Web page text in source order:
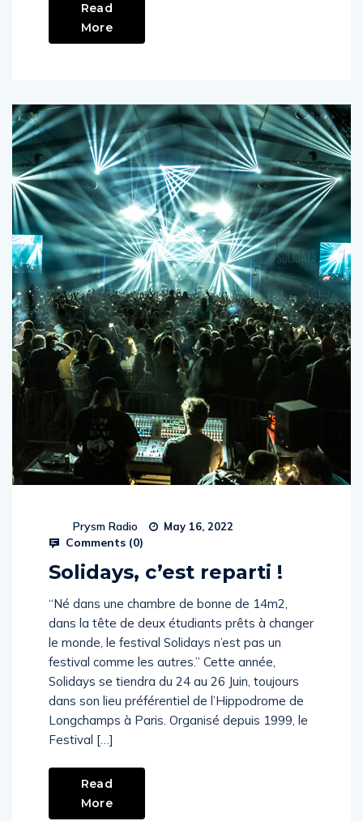
Read
More
Prysm Radio May 16, 2022
Comments (0)
Solidays, c’est reparti !
“Né dans une chambre de bonne de 14m2,
dans la tête de deux étudiants prêts à changer
le monde, le festival Solidays n’est pas un
festival comme les autres.” Cette année,
Solidays se tiendra du 24 au 26 Juin, toujours
dans son lieu préférentiel de l’Hippodrome de
Longchamps à Paris. Organisé depuis 1999, le
Festival […]
Read
More